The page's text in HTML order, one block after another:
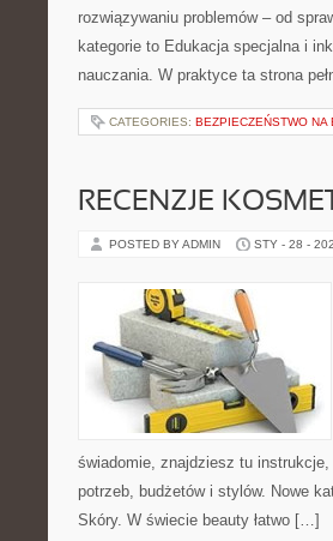
rozwiązywaniu problemów – od
kategorie to Edukacja specjalna i
nauczania. W praktyce ta strona
CATEGORIES: BEZPIECZEŃSTWO NA
RECENZJE
POSTED BY ADMIN STY - 28 -
świadomie, znajdziesz tu
potrzeb, budżetów i stylów. Nowe
Skóry. W świecie beauty łatwo […]